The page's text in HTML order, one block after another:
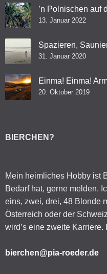
’n Polnischen auf
13. Januar 2022
Spazieren,
31. Januar 2020
Einma! Einma!
20. Oktober 2019
BIERCHEN?
Mein heimliches Hobby ist
Bedarf hat, gerne melden.
eins, zwei, drei, 48 Blonde
Österreich oder der
wird’s eine zweite Karriere.
bierchen@pia-roeder.de